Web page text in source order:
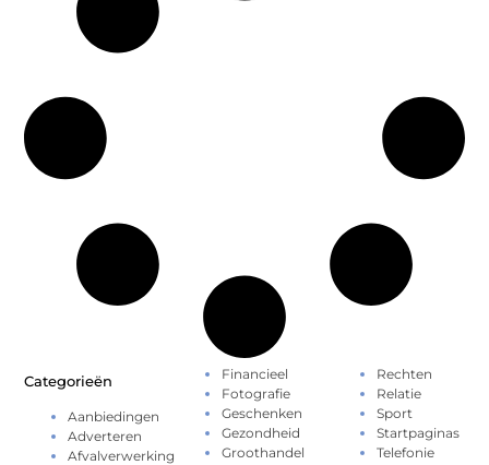
Categorieën
Aanbiedingen
Adverteren
Afvalverwerking
Financieel
Fotografie
Geschenken
Gezondheid
Groothandel
Rechten
Relatie
Sport
Startpaginas
Telefonie